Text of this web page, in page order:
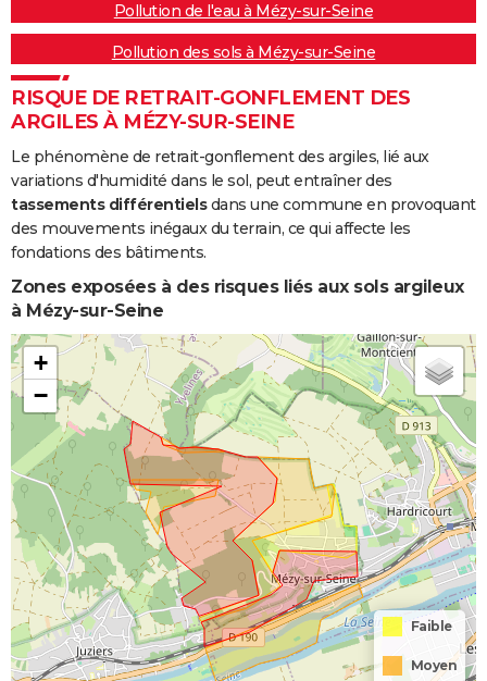
Pollution de l'eau à Mézy-sur-Seine
Pollution des sols à Mézy-sur-Seine
RISQUE DE RETRAIT-GONFLEMENT DES
ARGILES À MÉZY-SUR-SEINE
Le phénomène de retrait-gonflement des argiles, lié aux
variations d'humidité dans le sol, peut entraîner des
tassements différentielsdans une commune en provoquant
des mouvements inégaux du terrain, ce qui affecte les
fondations des bâtiments.
Zones exposées à des risques liés aux sols argileux
à Mézy-sur-Seine
+
−
Faible
Moyen